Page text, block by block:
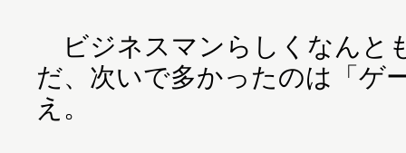
ビジネスマンらしくなんと
だ、次いで多かったのは「ゲ
え。